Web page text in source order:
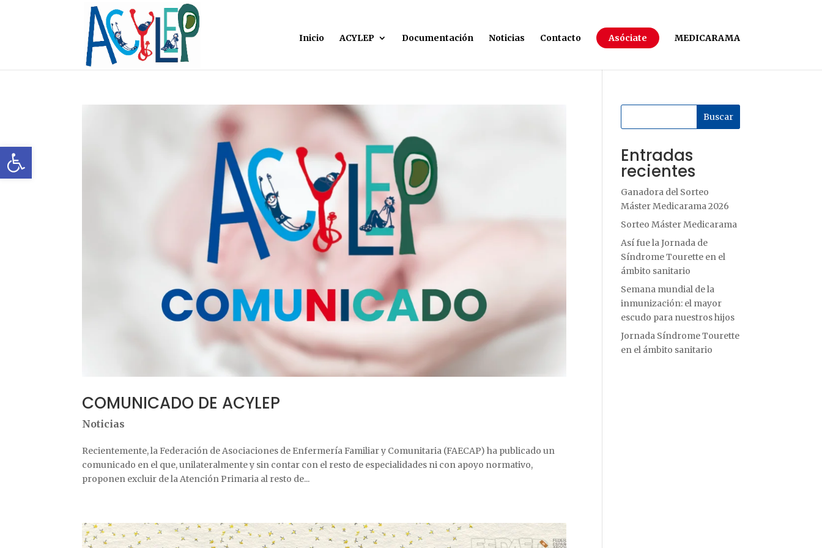
Abrir barra de herramientas
Inicio ACYLEP Documentación Noticias Contacto Asóciate MEDICARAMA
COMUNICADO DE ACYLEP
Noticias
Recientemente, la Federación de Asociaciones de Enfermería Familiar y Comunitaria (FAECAP) ha publicado un
comunicado en el que, unilateralmente y sin contar con el resto de especialidades ni con apoyo normativo,
proponen excluir de la Atención Primaria al resto de...
Buscar
Entradas
recientes
Ganadora del Sorteo
Máster Medicarama 2026
Sorteo Máster Medicarama
Así fue la Jornada de
Síndrome Tourette en el
ámbito sanitario
Semana mundial de la
inmunización: el mayor
escudo para nuestros hijos
Jornada Síndrome Tourette
en el ámbito sanitario